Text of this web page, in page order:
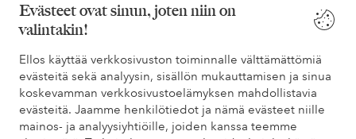
Evästeet ovat sinun, joten niin on
valintakin!
Ellos käyttää verkkosivuston toiminnalle välttämättömiä
evästeitä sekä analyysin, sisällön mukauttamisen ja sinua
koskevamman verkkosivustoelämyksen mahdollistavia
evästeitä. Jaamme henkilötiedot ja nämä evästeet niille
mainos- ja analyysiyhtiöille, joiden kanssa teemme
Löydät vastaukset useimmin kysyttyihin kysymyksiin usein
kysytyistä kysymyksistä. Löydät myös tietoa siitä, miten voit ottaa
meihin yhteyttä.